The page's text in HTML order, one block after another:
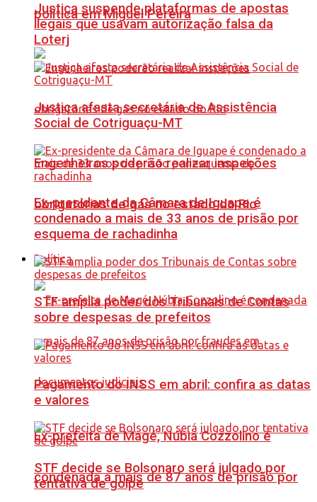
política em Miguel Pereira
Engenheiros poderão realizar inspeções
obrigatórias de gás no estado do Rio
Política
Ex-prefeita de Magé, Núbia Cozzolino é
condenada a mais de 87 anos de prisão por
Justiça suspende plataformas de apostas
ilegais que usavam autorização falsa da
Loterj
Justiça afasta secretária de Assistência
Social de Cotriguaçu-MT
Ex-presidente da Câmara de Iguape é
condenado a mais de 33 anos de prisão por
esquema de rachadinha
STF amplia poder dos Tribunais de Contas
sobre despesas de prefeitos
Pagamento do INSS em abril: confira as datas
e valores
STF decide se Bolsonaro será julgado por
tentativa de golpe